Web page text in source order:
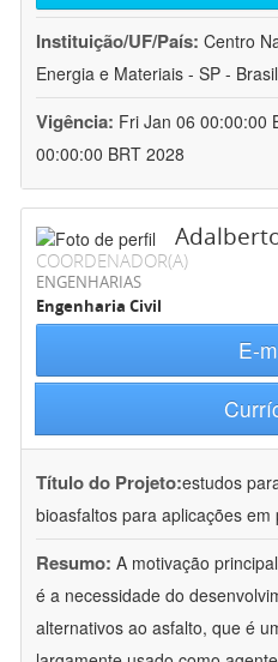
Instituição/UF/País: Centro
Energia e Materiais - SP - Brasil
Vigência: Fri Jan 06 00:00:00
00:00:00 BRT 2028
COORDENADOR(A)
ENGENHARIAS
Engenharia Civil
E-
Título do Projeto:estudos
bioasfaltos para aplicações em
Resumo: A motivação
é a necessidade do
alternativos ao asfalto, que é